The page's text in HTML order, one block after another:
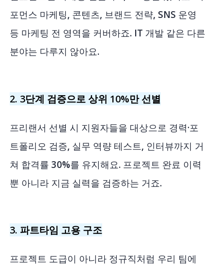
포먼스 마케팅, 콘텐츠, 브랜드 전략, SNS 운영
등 마케팅 전 영역을 커버하죠. IT 개발 같은 다른
분야는 다루지 않아요.
2. 3단계 검증으로 상위 10%만 선별
프리랜서 선별 시 지원자들을 대상으로 경력·포
트폴리오 검증, 실무 역량 테스트, 인터뷰까지 거
쳐 합격률 30%를 유지해요. 프로젝트 완료 이력
뿐 아니라 지금 실력을 검증하는 거죠.
3. 파트타임 고용 구조
프로젝트 도급이 아니라 정규직처럼 우리 팀에